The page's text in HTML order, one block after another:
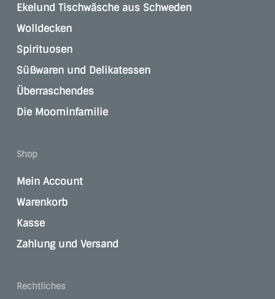
Ekelund Tischwäsche aus Schweden
Wolldecken
Spirituosen
Süßwaren und Delikatessen
Überraschendes
Die Moominfamilie
Shop
Mein Account
Warenkorb
Kasse
Zahlung und Versand
Rechtliches